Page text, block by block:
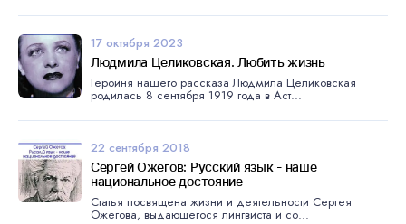
17 октября 2023
Людмила Целиковская. Любить жизнь
Героиня нашего рассказа Людмила Целиковская
родилась 8 сентября 1919 года в Аст...
22 сентября 2018
Сергей Ожегов: Русский язык - наше
национальное достояние
Статья посвящена жизни и деятельности Сергея
Ожегова, выдающегося лингвиста и со...